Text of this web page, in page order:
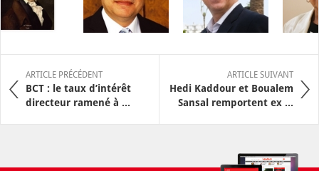
ARTICLE PRÉCÉDENT
BCT : le taux d’intérêt
directeur ramené à ...
ARTICLE SUIVANT
Hedi Kaddour et Boualem
Sansal remportent ex ...